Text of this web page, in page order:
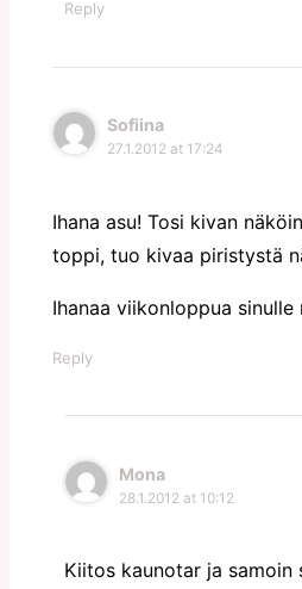
Reply
Sofiina
27.1.2012 at 17:24
Ihana asu! Tosi kivan
toppi, tuo kivaa piristystä
Ihanaa viikonloppua sinulle
Reply
Mona
28.1.2012 at 10:12
Kiitos kaunotar ja samoin